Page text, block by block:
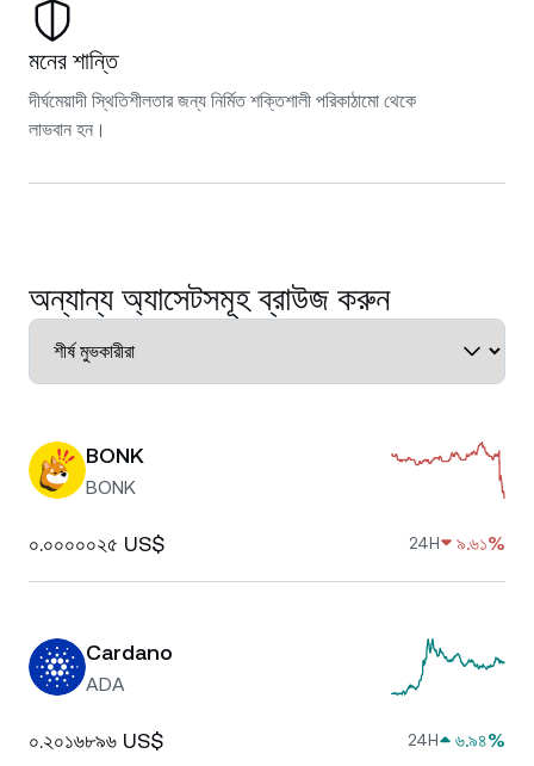
মনের শান্তি
দীর্ঘমেয়াদী স্থিতিশীলতার জন্য নির্মিত শক্তিশালী পরিকাঠামো থেকে
লাভবান হন।
অন্যান্য অ্যাসেটসমূহ ব্রাউজ করুন
BONK
BONK
০.০০০০০২৫ US$ 24H ৯.৬১%
Cardano
ADA
০.২০১৬৮৯৬ US$ 24H ৬.৯৪%